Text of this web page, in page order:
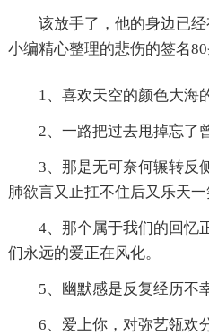
该放手了，他的身边已
小编精心整理的悲伤的签名80
1、喜欢天空的颜色大海
2、一路把过去甩掉忘了
3、那是无可奈何辗转反
肺欲言又止扛不住后又乐天
4、那个属于我们的回忆
们永远的爱正在风化。
5、幽默感是反复经历不
6、爱上你，对弥艺瓴欢